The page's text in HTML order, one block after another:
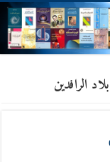
الرافدين